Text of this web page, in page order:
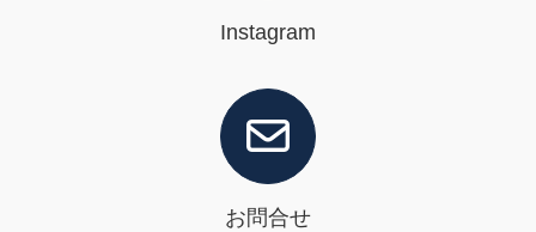
Instagram
お問合せ